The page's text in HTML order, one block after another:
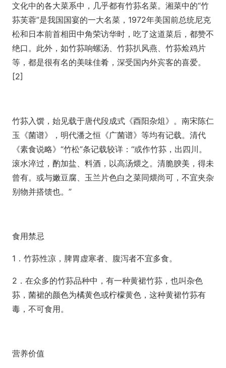
文化中的各大菜系中，几乎都有竹荪名菜。湘菜中的“竹
荪芙蓉”是我国国宴的一大名菜，1972年美国前总统尼克
松和日本前首相田中角荣访华时，吃了这道菜后，都赞不
绝口。此外，如竹荪响螺汤、竹荪扒风燕、竹荪烩鸡片
等，都是很有名的美味佳肴，深受国内外宾客的喜爱。
[2]
竹荪入馔，始见载于唐代段成式《酉阳杂俎》。南宋陈仁
玉《菌谱》，明代潘之恒《广菌谱》等均有记载。清代
《素食说略》“竹松”条记载较详：“或作竹荪，出四川。
滚水淬过，酌加盐、料酒，以高汤煨之。清脆腴美，得未
曾有。或与嫩豆腐、玉兰片色白之菜同煨尚可，不宜夹杂
别物并搭馈也。”
食用禁忌
1．竹荪性凉，脾胃虚寒者、腹泻者不宜多食。
2．在众多的竹荪品种中，有一种黄裙竹荪，也叫杂色
荪，菌裙的颜色为橘黄色或柠檬黄色，这种黄裙竹荪有
毒，不可食用。
营养价值